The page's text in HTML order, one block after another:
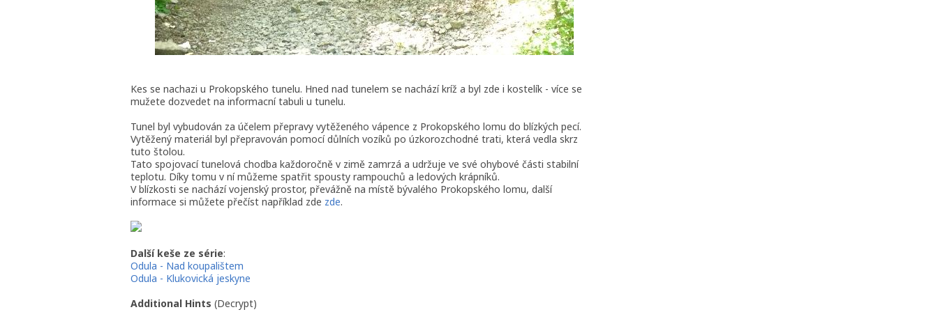
Kes se nachazi u Prokopského tunelu. Hned nad tunelem se nachází kríž a byl zde i kostelík - více se
mužete dozvedet na informacní tabuli u tunelu.
Tunel byl vybudován za účelem přepravy vytěženého vápence z Prokopského lomu do blízkých pecí.
Vytěžený materiál byl přepravován pomocí důlních vozíků po úzkorozchodné trati, která vedla skrz
tuto štolou.
Tato spojovací tunelová chodba každoročně v zimě zamrzá a udržuje ve své ohybové části stabilní
teplotu. Díky tomu v ní můžeme spatřit spousty rampouchů a ledových krápníků.
V blízkosti se nachází vojenský prostor, převážně na místě bývalého Prokopského lomu, další
informace si můžete přečíst například zde zde.
Další keše ze série:
Odula - Nad koupalištem
Odula - Klukovická jeskyne
Additional Hints (Decrypt)